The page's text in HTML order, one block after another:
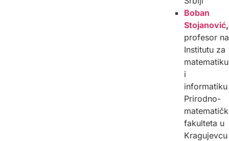
Boban
Stojanović,
profesor na
Institutu za
matematiku
i
informatiku
Prirodno-
fakulteta u
Kragujevcu